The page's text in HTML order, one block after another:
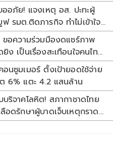
มโตยาว
ออภัย! แจงเหตุ อส. ปะทะผู้
รมต.ติดภารกิจ ทำไม่เข้าใจ
อมคุยหาทางออก
อความร่วมมืองดแชร์ภาพ
ยิง เป็นเรื่องสะเทือนใจคนไทย
นซูมเมอร์ ตั้งเป้ายอดใช้จ่าย
6% แตะ 4.2 แสนล้าน
บริจาคโลหิต! สภากาชาดไทย
ลือดรักษาผู้บาดเจ็บเหตุกราด
ยูนิต